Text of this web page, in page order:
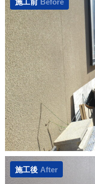
施工後 After